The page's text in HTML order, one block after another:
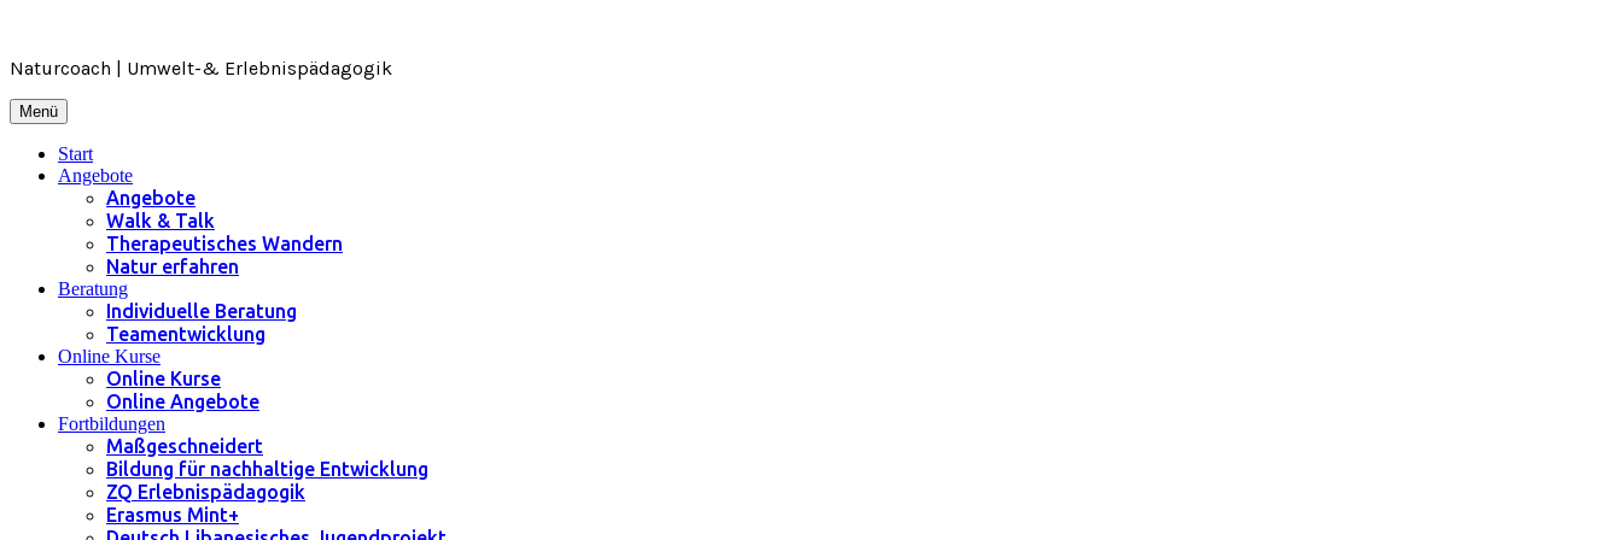
springen
Naturcoach | Umwelt-& Erlebnispädagogik
Menü
Start
Angebote
Angebote
Walk & Talk
Therapeutisches Wandern
Natur erfahren
Beratung
Individuelle Beratung
Teamentwicklung
Online Kurse
Online Kurse
Online Angebote
Fortbildungen
Maßgeschneidert
Bildung für nachhaltige Entwicklung
ZQ Erlebnispädagogik
Erasmus Mint+